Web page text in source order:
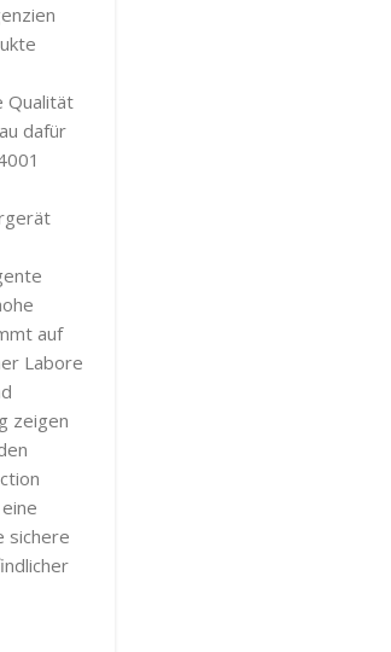
Qualität
dafür
auf
Labore
zeigen
sichere